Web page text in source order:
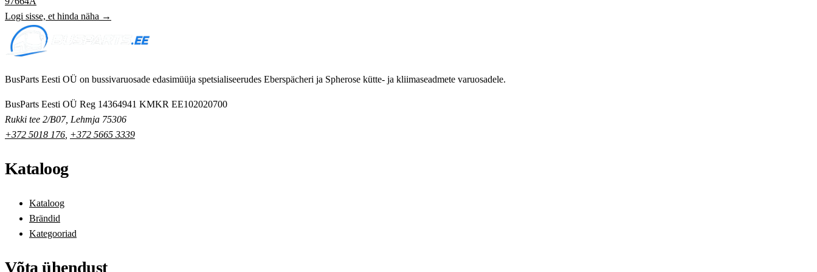
Logi sisse, et hinda näha →
BusParts Eesti OÜ on bussivaruosade edasimüüja spetsialiseerudes Eberspächeri ja Spherose kütte- ja kliimaseadmete varuosadele.
BusParts Eesti OÜ Reg 14364941 KMKR EE102020700
Rukki tee 2/B07, Lehmja 75306
+372 5018 176 +372 5665 3339
Kataloog
Kataloog
Brändid
Kategooriad
Võta ühendust